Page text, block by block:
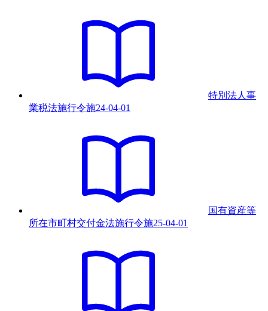
特別法人事
業税法施行令施24-04-01
国有資産等
所在市町村交付金法施行令施25-04-01